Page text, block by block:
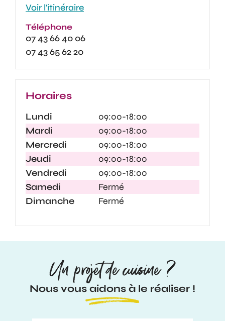
Voir l'itinéraire
Téléphone
07 43 66 40 06
07 43 65 62 20
Horaires
Lundi
09:00-18:00
Mardi
09:00-18:00
Mercredi
09:00-18:00
Jeudi
09:00-18:00
Vendredi
09:00-18:00
Samedi
Fermé
Dimanche
Fermé
Un projet de cuisine ?
Nous vous aidons à le réaliser !